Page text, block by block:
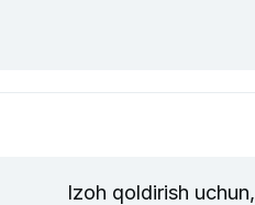
Izoh qoldirish